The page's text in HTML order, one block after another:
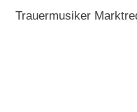
Trauermusiker